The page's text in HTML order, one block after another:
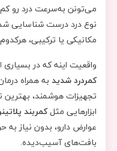
می‌تونن به‌سرعت درد رو
نوع درد درست شناسایی
مکانیکی یا ترکیبی،
واقعیت اینه که در بسیاری
کمردرد شدیدبه همراه
تجهیزات هوشمند، بهترین
ابزارهایی مثلکمربند
عوارض دارو، بدون نیاز به
بافت‌های آسیب‌دیده.